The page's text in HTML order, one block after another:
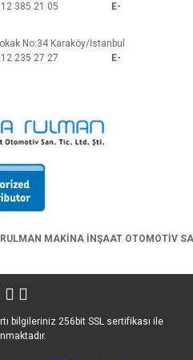
385 21 05
E-
Sokak No:34 Karaköy/İstanbul
235 27 27
E-
MAKİNA İNŞAAT OTOMOTİV
bilgileriniz 256bit SSL sertifikası ile